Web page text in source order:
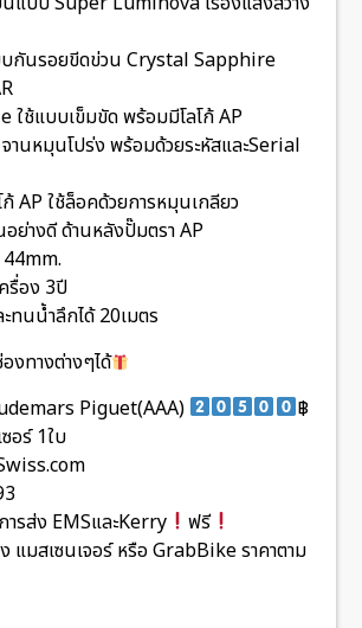
บกันรอยขีดข่วน Crystal Sapphire
ใช้แบบเข็มขัด พร้อมมีโลโก้ AP
านหมุนโปร่ง พร้อมด้วยระหัสและSerial
ก้ AP ใช้ล็อคด้วยการหมุนเกลียว
อย่างดี ด้านหลังปั๊มตรา AP
รื่อง 3ปี
ทนน้ำลึกได้ 20เมตร
งทางต่างๆได้
Piguet(AAA)
฿
อร์ 1ใบ
ารส่ง EMSและKerry
ฟรี
แมสเซนเจอร์ หรือ GrabBike ราคาตาม